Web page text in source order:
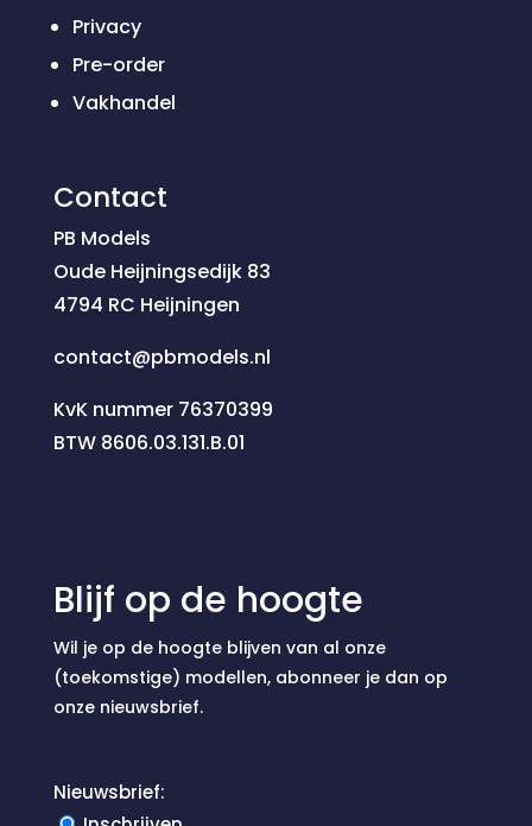
Privacy
Pre-order
Vakhandel
Contact
PB Models
Oude Heijningsedijk 83
4794 RC Heijningen
contact@pbmodels.nl
KvK nummer 76370399
BTW 8606.03.131.B.01
Blijf op de hoogte
Wil je op de hoogte blijven van al onze
(toekomstige) modellen, abonneer je dan op
onze nieuwsbrief.
Nieuwsbrief: